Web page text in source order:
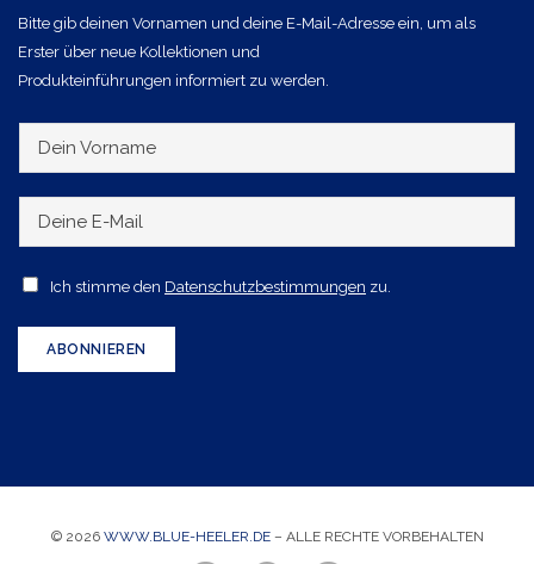
Bitte gib deinen Vornamen und deine E-Mail-Adresse ein, um als
Erster über neue Kollektionen und
Produkteinführungen informiert zu werden.
e
i
o
r
e
E
A
Ich stimme den Datenschutzbestimmungen zu.
ABONNIEREN
© 2026 WWW.BLUE-HEELER.DE – ALLE RECHTE VORBEHALTEN